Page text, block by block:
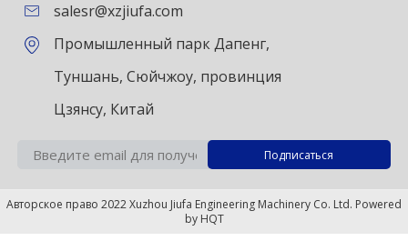
salesr@xzjiufa.com
Промышленный парк Дапенг,
Туншань, Сюйчжоу, провинция
Цзянсу, Китай
Авторское право 2022 Xuzhou Jiufa Engineering Machinery Co. Ltd. Powered
by HQT